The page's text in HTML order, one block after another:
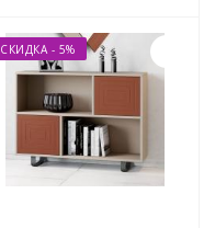
СКИДКА - 5%